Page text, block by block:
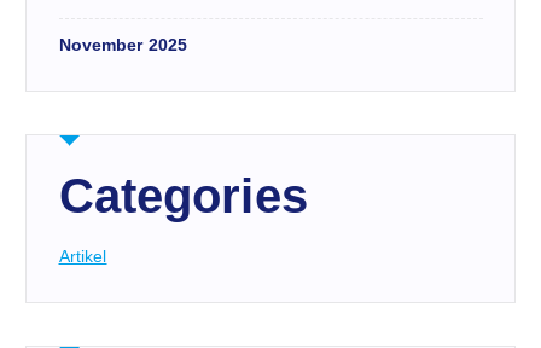
November 2025
Categories
Artikel